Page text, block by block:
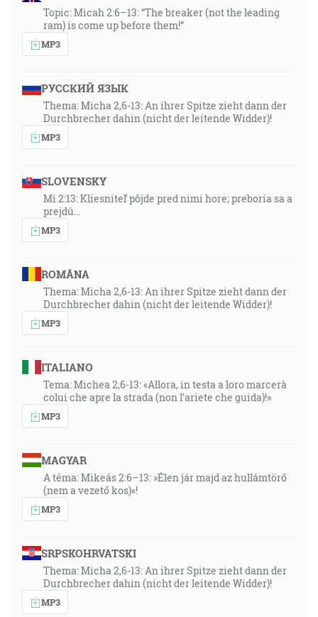
Topic: Micah 2:6–13: “The breaker (not the leading
ram) is come up before them!”
MP3
РУССКИЙ ЯЗЫК
Thema: Micha 2,6-13: An ihrer Spitze zieht dann der
Durchbrecher dahin (nicht der leitende Widder)!
MP3
SLOVENSKY
Mi 2:13: Kliesniteľ pôjde pred nimi hore; preboria sa a
prejdú…
MP3
ROMÂNA
Thema: Micha 2,6-13: An ihrer Spitze zieht dann der
Durchbrecher dahin (nicht der leitende Widder)!
MP3
ITALIANO
Tema: Michea 2,6-13: «Allora, in testa a loro marcerà
colui che apre la strada (non l’ariete che guida)!»
MP3
MAGYAR
A téma: Mikeás 2:6–13: »Élen jár majd az hullámtörő
(nem a vezető kos)«!
MP3
SRPSKOHRVATSKI
Thema: Micha 2,6-13: An ihrer Spitze zieht dann der
Durchbrecher dahin (nicht der leitende Widder)!
MP3